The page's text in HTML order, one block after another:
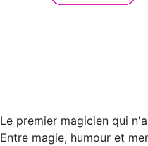
Le premier magicien qui
Entre magie, humour et